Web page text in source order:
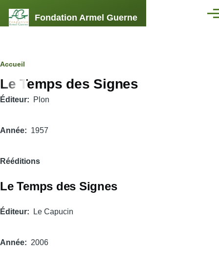
Fondation Armel Guerne
Fil
d'Ariane
Accueil
Le Temps des Signes
Éditeur Plon
Année 1957
Rééditions
Le Temps des Signes
Éditeur Le Capucin
Année 2006